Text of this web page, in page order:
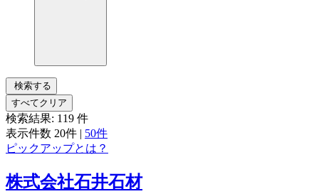
検索する
すべてクリア
検索結果: 119 件
表示件数 20件 | 50件
ピックアップとは？
株式会社石井石材